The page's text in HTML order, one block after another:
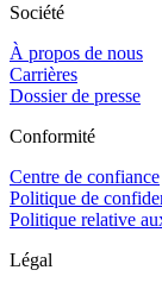
Société
À propos de nous
Carrières
Dossier de presse
Conformité
Centre de confiance
Politique de
Politique relative
Légal